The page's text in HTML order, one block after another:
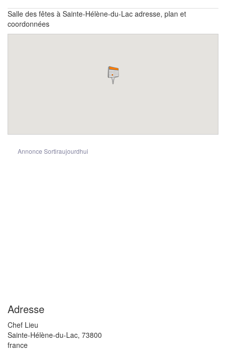
Salle des fêtes à Sainte-Hélène-du-Lac adresse, plan et
coordonnées
Annonce Sortiraujourdhui
Adresse
Chef Lieu
Sainte-Hélène-du-Lac, 73800
france